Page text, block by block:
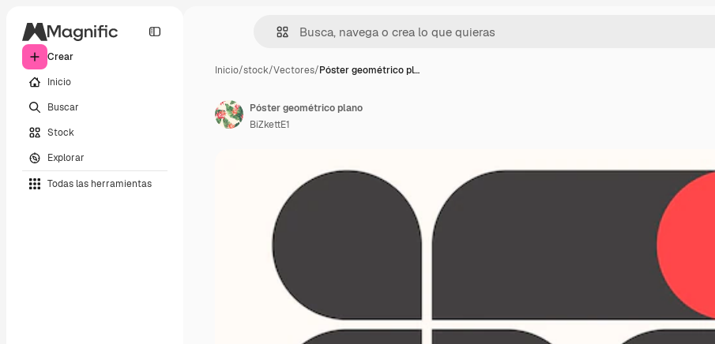
Crear
Inicio
Buscar
Stock
Explorar
Todas las herramientas
Inicio/stock/Vectores/Póster geométrico pl…
Póster geométrico plano
BiZkettE1